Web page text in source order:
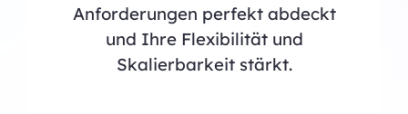
Anforderungen perfekt abdeckt
und Ihre Flexibilität und
Skalierbarkeit stärkt.